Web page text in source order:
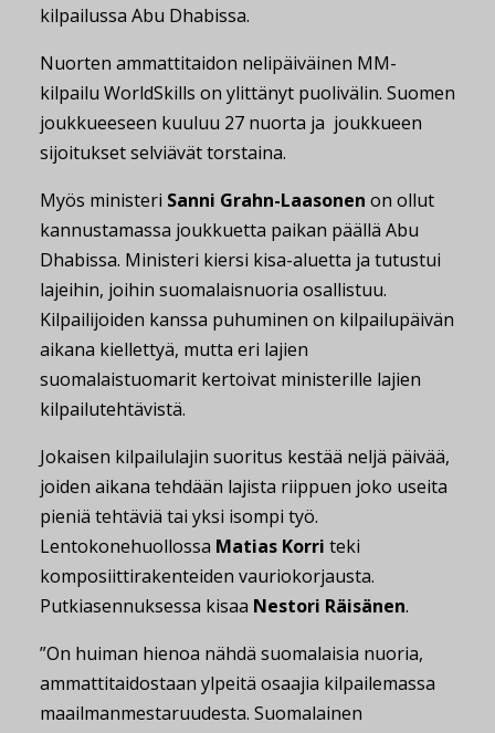
kilpailussa Abu Dhabissa.
Nuorten ammattitaidon nelipäiväinen MM-
kilpailu WorldSkills on ylittänyt puolivälin. Suomen
joukkueeseen kuuluu 27 nuorta ja joukkueen
sijoitukset selviävät torstaina.
Myös ministeri Sanni Grahn-Laasonen on ollut
kannustamassa joukkuetta paikan päällä Abu
Dhabissa. Ministeri kiersi kisa-aluetta ja tutustui
lajeihin, joihin suomalaisnuoria osallistuu.
Kilpailijoiden kanssa puhuminen on kilpailupäivän
aikana kiellettyä, mutta eri lajien
suomalaistuomarit kertoivat ministerille lajien
kilpailutehtävistä.
Jokaisen kilpailulajin suoritus kestää neljä päivää,
joiden aikana tehdään lajista riippuen joko useita
pieniä tehtäviä tai yksi isompi työ.
Lentokonehuollossa Matias Korri teki
komposiittirakenteiden vauriokorjausta.
Putkiasennuksessa kisaa Nestori Räisänen.
”On huiman hienoa nähdä suomalaisia nuoria,
ammattitaidostaan ylpeitä osaajia kilpailemassa
maailmanmestaruudesta. Suomalainen